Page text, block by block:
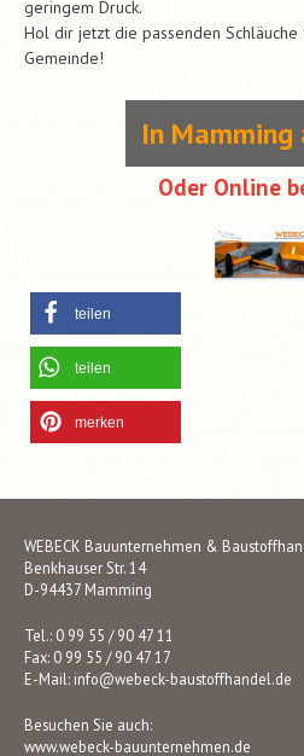
geringem Druck.
Hol dir jetzt die passenden
Gemeinde!
In Mamming
Oder Online
teilen
teilen
merken
WEBECK Bauunternehmen &
Benkhauser Str. 14
D-94437 Mamming
Tel.: 0 99 55 / 90 47 11
Fax: 0 99 55 / 90 47 17
E-Mail: info@webeck-baustoffhandel.de
Besuchen Sie auch:
www.webeck-bauunternehmen.de